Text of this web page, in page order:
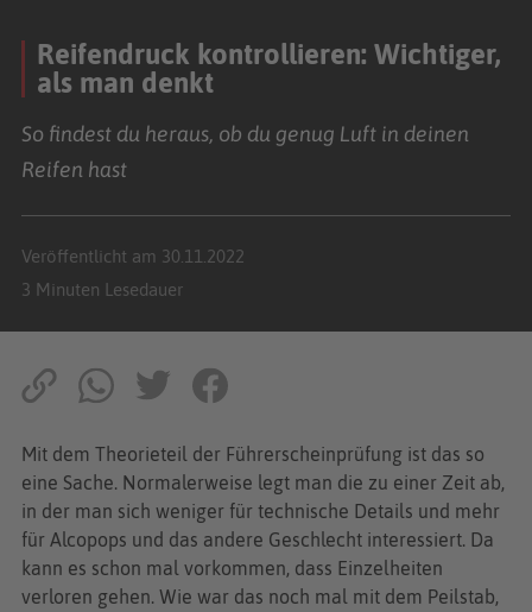
Reifendruck kontrollieren: Wichtiger,
als man denkt
So findest du heraus, ob du genug Luft in deinen
Reifen hast
Veröffentlicht am 30.11.2022
3 Minuten Lesedauer
Mit dem Theorieteil der Führerscheinprüfung ist das so
eine Sache. Normalerweise legt man die zu einer Zeit ab,
in der man sich weniger für technische Details und mehr
für Alcopops und das andere Geschlecht interessiert. Da
kann es schon mal vorkommen, dass Einzelheiten
verloren gehen. Wie war das noch mal mit dem Peilstab,